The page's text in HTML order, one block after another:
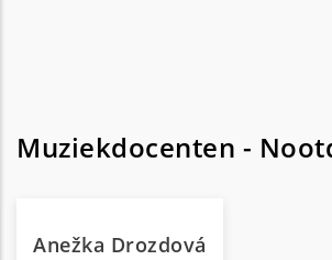
Muziekdocenten -
Anežka Drozdová